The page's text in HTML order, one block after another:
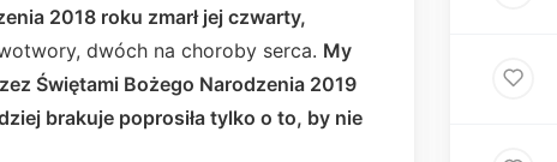
2018 roku zmarł jej czwarty,
dwóch na choroby serca. My
Świętami Bożego Narodzenia 2019
brakuje poprosiła tylko o to, by nie